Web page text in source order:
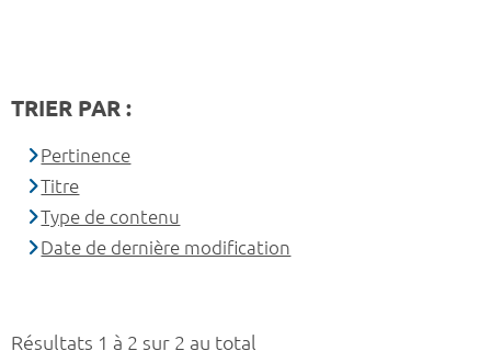
Résultats 1 à 2 sur 2 au total
TRIER PAR :
Pertinence
Titre
Type de contenu
Date de dernière modification